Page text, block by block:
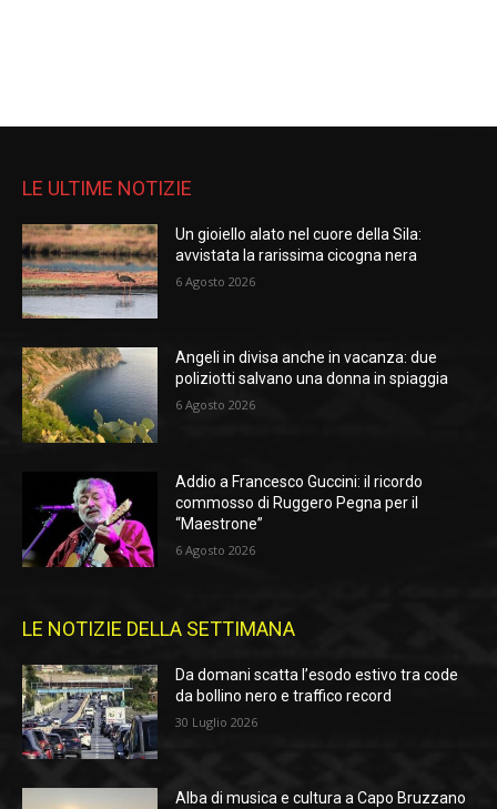
LE ULTIME NOTIZIE
Un gioiello alato nel cuore della Sila:
avvistata la rarissima cicogna nera
6 Agosto 2026
Angeli in divisa anche in vacanza: due
poliziotti salvano una donna in spiaggia
6 Agosto 2026
Addio a Francesco Guccini: il ricordo
commosso di Ruggero Pegna per il
“Maestrone”
6 Agosto 2026
LE NOTIZIE DELLA SETTIMANA
Da domani scatta l’esodo estivo tra code
da bollino nero e traffico record
30 Luglio 2026
Alba di musica e cultura a Capo Bruzzano